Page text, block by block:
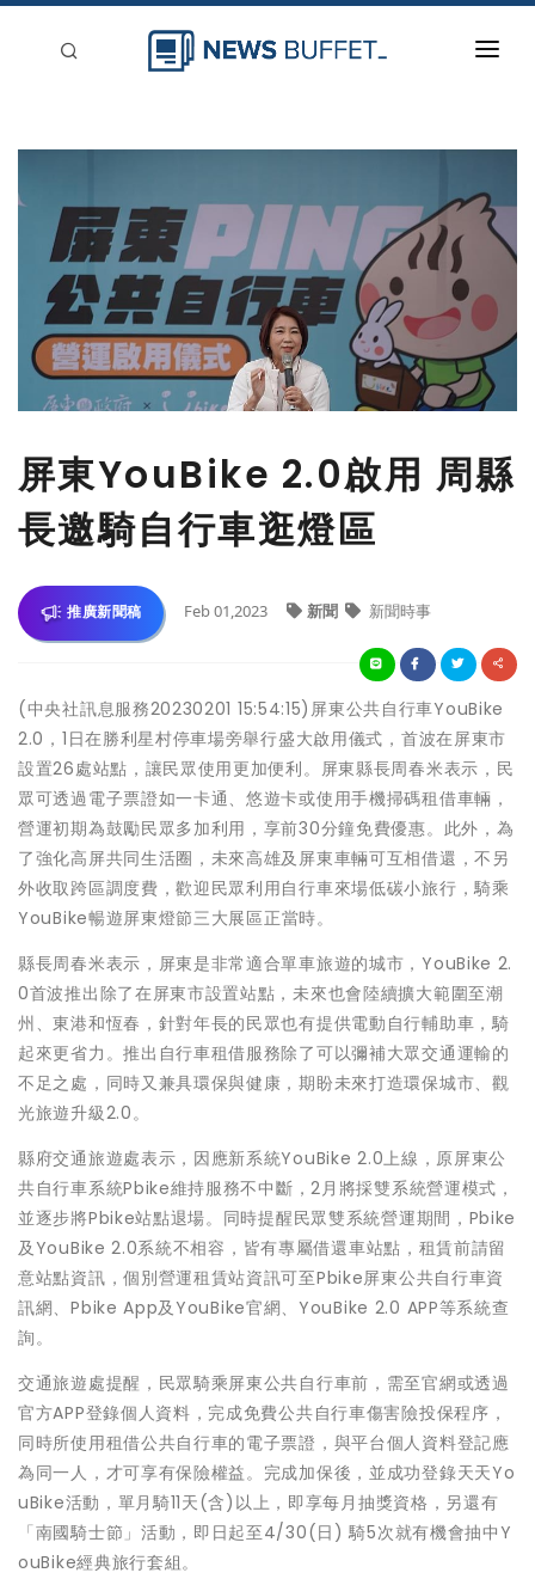
登入
刊登
屏東YouBike 2.0啟用 周縣
長邀騎自行車逛燈區
推廣新聞稿 Feb 01,2023 新聞 新聞時事
(中央社訊息服務20230201 15:54:15)屏東公共自行車YouBike
2.0，1日在勝利星村停車場旁舉行盛大啟用儀式，首波在屏東市
設置26處站點，讓民眾使用更加便利。屏東縣長周春米表示，民
眾可透過電子票證如一卡通、悠遊卡或使用手機掃碼租借車輛，
營運初期為鼓勵民眾多加利用，享前30分鐘免費優惠。此外，為
了強化高屏共同生活圈，未來高雄及屏東車輛可互相借還，不另
外收取跨區調度費，歡迎民眾利用自行車來場低碳小旅行，騎乘
YouBike暢遊屏東燈節三大展區正當時。
縣長周春米表示，屏東是非常適合單車旅遊的城市，YouBike 2.
0首波推出除了在屏東市設置站點，未來也會陸續擴大範圍至潮
州、東港和恆春，針對年長的民眾也有提供電動自行輔助車，騎
起來更省力。推出自行車租借服務除了可以彌補大眾交通運輸的
不足之處，同時又兼具環保與健康，期盼未來打造環保城市、觀
光旅遊升級2.0。
縣府交通旅遊處表示，因應新系統YouBike 2.0上線，原屏東公
共自行車系統Pbike維持服務不中斷，2月將採雙系統營運模式，
並逐步將Pbike站點退場。同時提醒民眾雙系統營運期間，Pbike
及YouBike 2.0系統不相容，皆有專屬借還車站點，租賃前請留
意站點資訊，個別營運租賃站資訊可至Pbike屏東公共自行車資
訊網、Pbike App及YouBike官網、YouBike 2.0 APP等系統查
詢。
交通旅遊處提醒，民眾騎乘屏東公共自行車前，需至官網或透過
官方APP登錄個人資料，完成免費公共自行車傷害險投保程序，
同時所使用租借公共自行車的電子票證，與平台個人資料登記應
為同一人，才可享有保險權益。完成加保後，並成功登錄天天Yo
uBike活動，單月騎11天(含)以上，即享每月抽獎資格，另還有
「南國騎士節」活動，即日起至4/30(日) 騎5次就有機會抽中Y
ouBike經典旅行套組。